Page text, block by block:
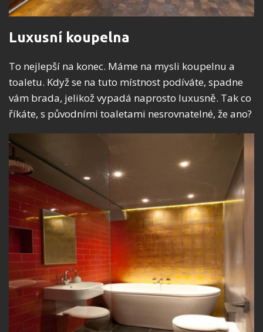
Luxusní koupelna
To nejlepší na konec. Máme na mysli koupelnu a
toaletu. Když se na tuto místnost podíváte, spadne
vám brada, jelikož vypadá naprosto luxusně. Tak co
říkáte, s původními toaletami nesrovnatelné, že ano?